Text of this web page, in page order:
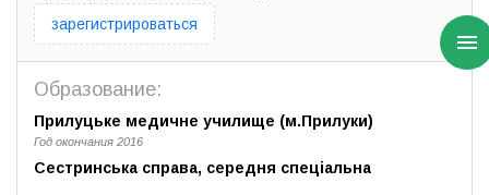
зарегистрироваться
Образование:
Прилуцьке медичне училище (м.Прилуки)
Год окончания 2016
Сестринська справа, середня спеціальна